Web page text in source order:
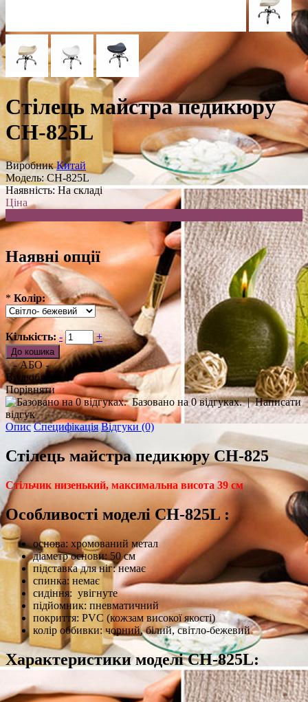
Стілець майстра педикюру
CH-825L
Виробник Китай
Модель: CH-825L
Наявність: На складі
Ціна
Наявні опції
* Колір:
Кількість: - +
- АБО -
В улюблені
Порівняти
Базовано на 0 відгуках.|Написати
відгук
Опис Специфікація Відгуки (0)
Стілець майстра педикюру CH-825
Стільчик низенький, максимальна висота 39 см
Особливості моделі CH-825L :
основа: хромований метал
діаметр основи: 50 см
підставка для ніг: немає
спинка: немає
сидіння: увігнуте
підйомник: пневматичний
покриття: PVC (кожзам високої якості)
колір оббивки: чорний, білий, світло-бежевий
Характеристики моделі CH-825L: